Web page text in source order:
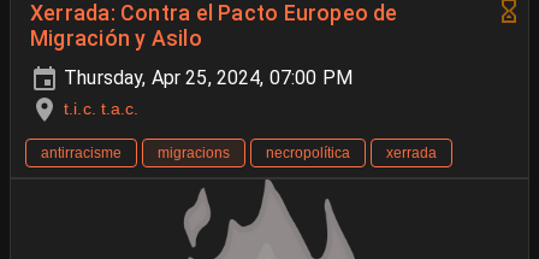
Xerrada: Contra el Pacto Europeo de
Migración y Asilo
Thursday, Apr 25, 2024, 07:00 PM
t.i.c. t.a.c.
antirracisme migracions necropolítica xerrada